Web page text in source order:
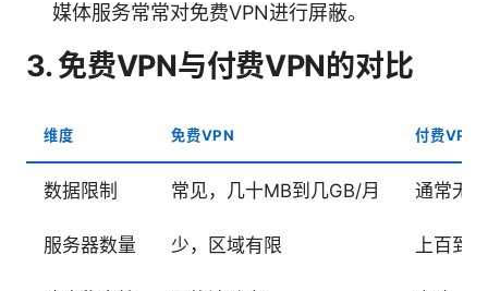
媒体服务常常对免费VPN进行屏蔽。
3. 免费VPN与付费VPN的对比
维度 免费VPN 付费VPN
数据限制 常见，几十MB到几GB/月 通常无
服务器数量 少，区域有限 上百到